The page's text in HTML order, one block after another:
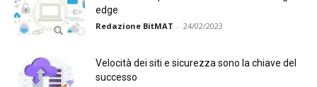
edge
Redazione BitMAT - 24/02/2023
Velocità dei siti e sicurezza sono la chiave del
successo